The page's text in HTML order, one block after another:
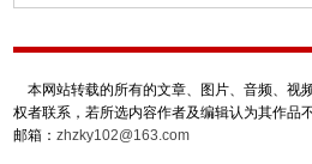
本网站转载的所有的文章、图片、音频、视
权者联系，若所选内容作者及编辑认为其作品
邮箱： zhzky102@163.com